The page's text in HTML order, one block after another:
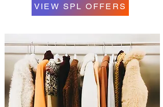
VIEW SPL OFFERS